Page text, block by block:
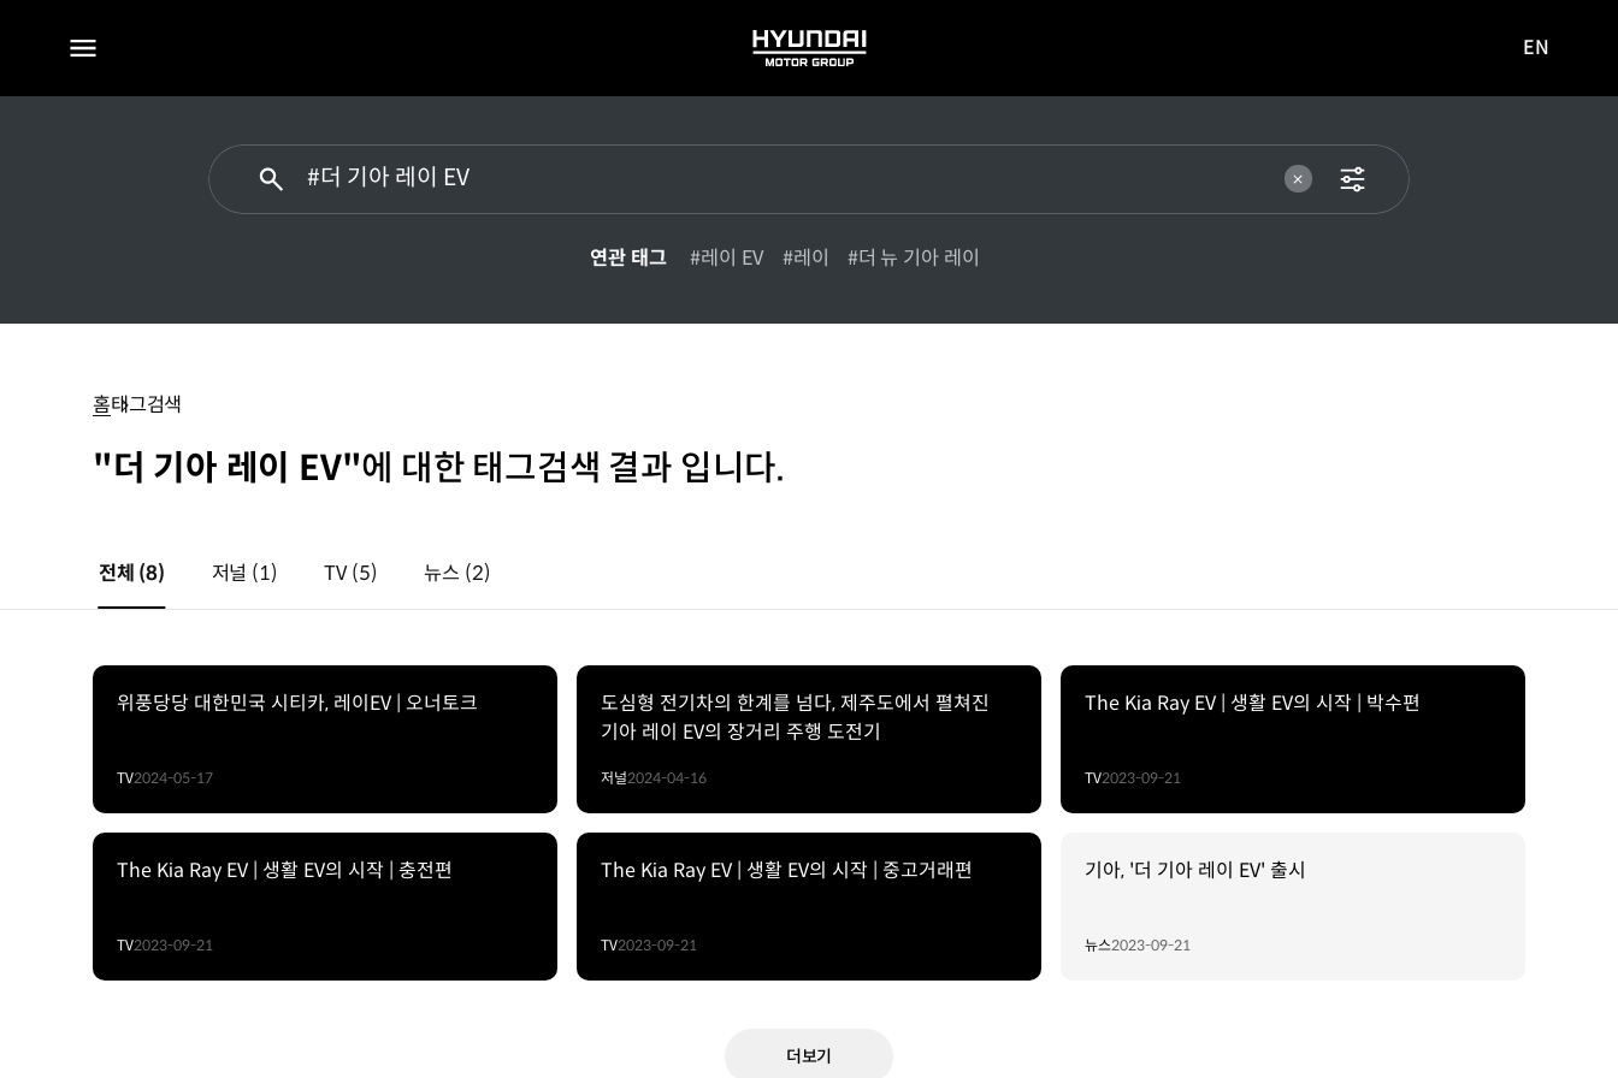
전체
HYUNDAI
MOTOR
사이트로
EN
연관 태그 #레이 EV #레이 #더 뉴 기아 레이
홈태그검색
"더 기아 레이 EV"에 대한 태그검색 결과 입니다.
전체 (8) 저널 (1) TV(5) 뉴스 (2)
위풍당당 대한민국 시티카, 레이EV | 오너토크
TV2024-05-17
도심형 전기차의 한계를 넘다, 제주도에서 펼쳐진
기아 레이 EV의 장거리 주행 도전기
저널2024-04-16
The Kia Ray EV | 생활 EV의 시작 | 박수편
TV2023-09-21
The Kia Ray EV | 생활 EV의 시작 | 충전편
TV2023-09-21
The Kia Ray EV | 생활 EV의 시작 | 중고거래편
TV2023-09-21
기아, '더 기아 레이 EV' 출시
뉴스2023-09-21
더보기